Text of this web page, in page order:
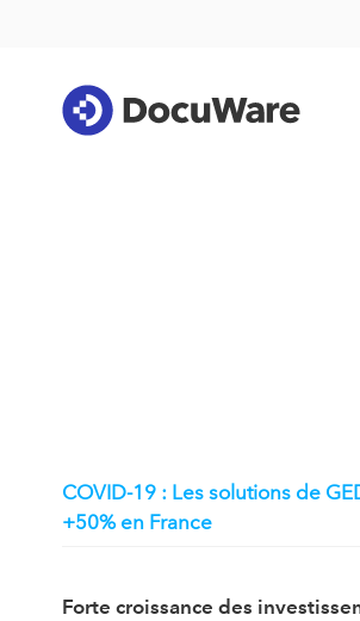
COVID-19 : Les solutions de
+50% en France
Forte croissance des